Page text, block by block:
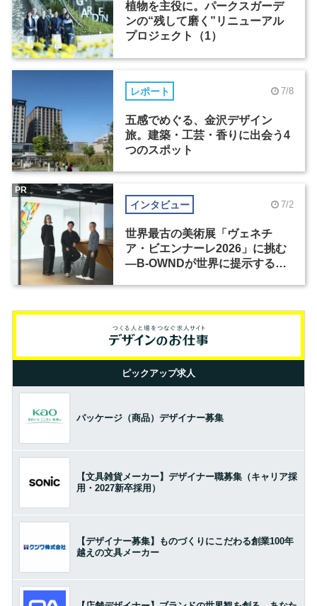
植物を主役に。パークスガーデ
ンの“残して磨く”リニューアル
プロジェクト（1）
レポート 7/8
五感でめぐる、金沢デザイン
旅。建築・工芸・香りに出会う4
つのスポット
インタビュー 7/2
世界最古の美術展「ヴェネチ
ア・ビエンナーレ2026」に挑む
―B-OWNDが世界に提示する美
PR
ピックアップ求人
パッケージ（商品）デザイナー募集
【文具雑貨メーカー】デザイナー職募集（キャリア採
用・2027新卒採用）
【デザイナー募集】ものづくりにこだわる創業100年
越えの文具メーカー